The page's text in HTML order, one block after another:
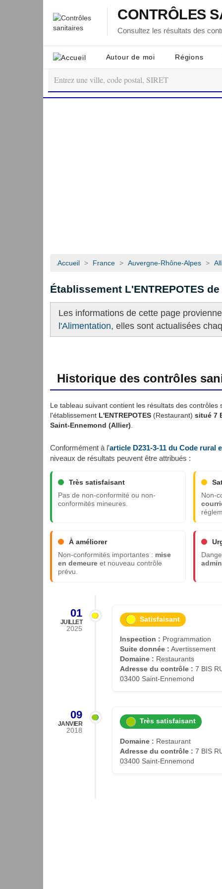
CONTRÔLES
Consultez les résultats des
Autour de moi Régions
Accueil > France > Auvergne-Rhône-Alpes >
Établissement L'ENTREPOTES de
Les informations de cette page
l'Alimentation, elles sont actualisées
Historique des contrôles
Le tableau suivant contient les résultats des contrôles
l'établissement L'ENTREPOTES (Restaurant) situé 7
Saint-Ennemond (Allier)
Conformément à l'article D231-3-11 du Code rural
niveaux de résultats peuvent être attribués :
Très satisfaisant
Pas de non-conformité ou non-
conformités mineures.
Non-
À améliorer
Non-conformités importantes : mise
en demeure et nouveau contrôle
prévu.
01
JUILLET
2025
Satisfaisant
Inspection : Programmation
Suite donnée : Avertissement
Domaine : Restaurants
Adresse du contrôle : 7 BIS
03400 Saint-Ennemond
09
JANVIER
2018
Très satisfaisant
Domaine : Restaurant
Adresse du contrôle : 7 BIS
03400 Saint-Ennemond